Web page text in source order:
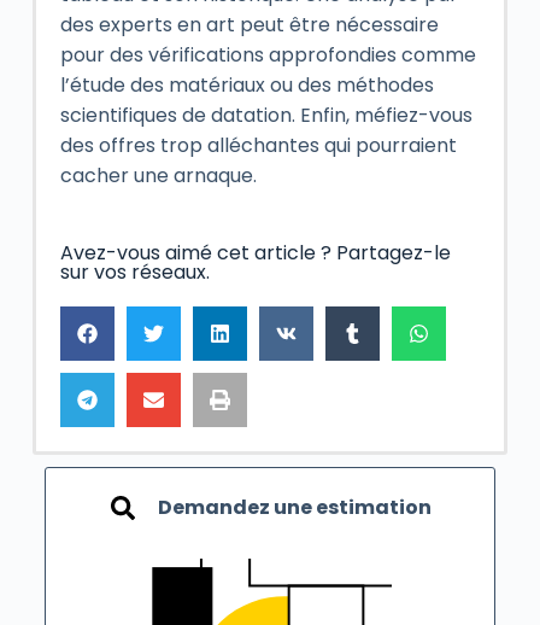
des experts en art peut être nécessaire
pour des vérifications approfondies comme
l’étude des matériaux ou des méthodes
scientifiques de datation. Enfin, méfiez-vous
des offres trop alléchantes qui pourraient
cacher une arnaque.
Avez-vous aimé cet article ? Partagez-le
sur vos réseaux.
Demandez une estimation